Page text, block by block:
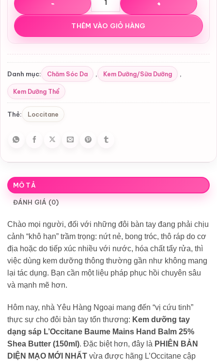
THÊM VÀO GIỎ HÀNG
Danh mục: Chăm Sóc Da , Kem Dưỡng/Sữa Dưỡng ,
Kem Dưỡng Thể
Thẻ: Loccitane
MÔ TẢ
ĐÁNH GIÁ (0)
Chào mọi người, đối với những đôi bàn tay đang phải chịu
cảnh “khô hạn” trầm trọng: nứt nẻ, bong tróc, thô ráp do cơ
địa hoặc do tiếp xúc nhiều với nước, hóa chất tẩy rửa, thì
việc dùng kem dưỡng thông thường gần như không mang
lại tác dụng. Bạn cần một liệu pháp phục hồi chuyên sâu
và mạnh mẽ hơn.
Hôm nay, nhà Yêu Hàng Ngoại mang đến “vị cứu tinh”
thực sự cho đôi bàn tay tổn thương: Kem dưỡng tay
dạng sáp L’Occitane Baume Mains Hand Balm 25%
Shea Butter (150ml). Đặc biệt hơn, đây là PHIÊN BẢN
DIỆN MẠO MỚI NHẤT vừa được hãng L’Occitane cập